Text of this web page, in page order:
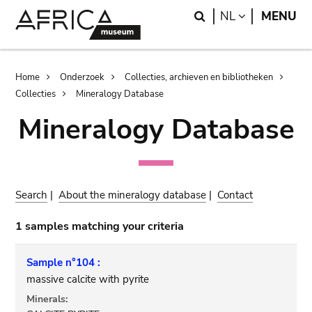
Search
NL LANGUAGE
MENU
Breadcrumb
Home Onderzoek
Collecties, archieven en bibliotheken
Collecties
Mineralogy Database
Mineralogy Database
Search |About the mineralogy database | Contact
1 samples matching your criteria
Sample n°104 :
massive calcite with pyrite
Minerals: